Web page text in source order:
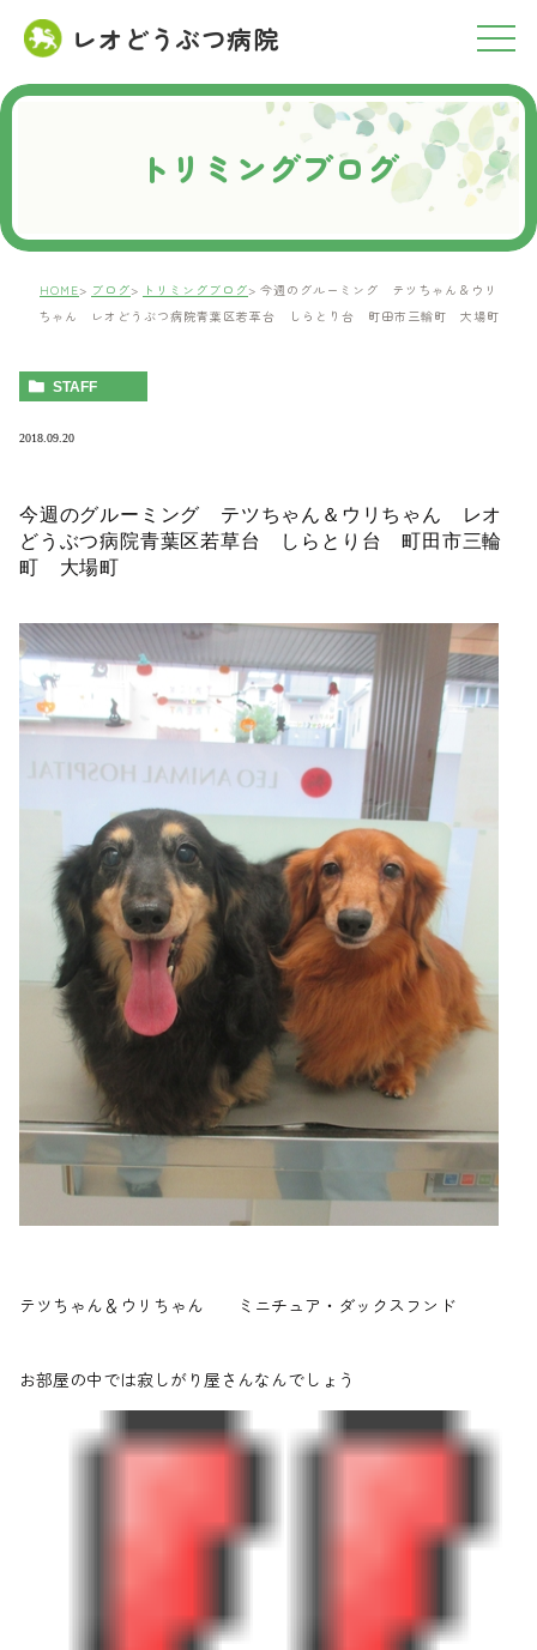
レオどうぶつ病院
RESERVATION
ご予約について
トリミングブログ
HOME ブログ トリミングブログ
今週のグルーミング テツちゃん＆ウリ
ちゃん レオどうぶつ病院青葉区若草台 しらとり台 町田市三輪町 大場町
STAFF
2018.09.20
今週のグルーミング テツちゃん＆ウリちゃん レオ
どうぶつ病院青葉区若草台 しらとり台 町田市三輪
町 大場町
テツちゃん＆ウリちゃん ミニチュア・ダックスフンド
お部屋の中では寂しがり屋さんなんでしょう